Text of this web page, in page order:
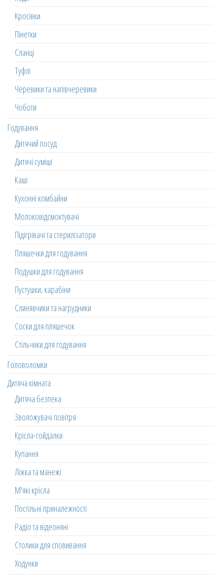
Кросівки
Пінетки
Сланці
Туфлі
Черевики та напівчеревики
Чоботи
Годування
Дитячий посуд
Дитячі суміші
Каші
Кухонні комбайни
Молоковідсмоктувачі
Підігрівачі та стерилізатори
Пляшечки для годування
Подушки для годування
Пустушки, карабіни
Слинявчики та нагрудники
Соски для пляшечок
Стільчики для годування
Головоломки
Дитяча кімната
Дитяча безпека
Зволожувачі повітря
Крісла-гойдалки
Купання
Ліжка та манежі
М'які крісла
Постільні приналежності
Радіо та відеоняні
Столики для сповивання
Ходунки